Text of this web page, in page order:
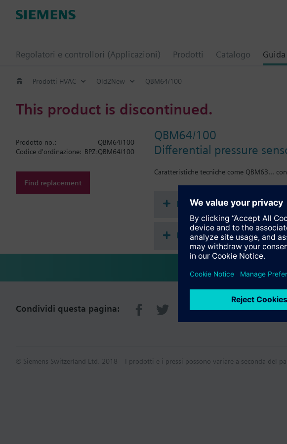
Regolatori e controllori (Applicazioni) Prodotti Catalogo
Prodotti HVAC Old2New QBM64/100
This product is discontinued.
QBM64/100
Differential pressure
Caratteristiche tecniche come QBM63...
Prodotto no.:
QBM64/100
Codice d'ordinazione: BPZ:QBM64/100
Find replacement
Documenti
Riepilogo Tecnico
Condividi questa pagina:
© Siemens Switzerland Ltd. 2018 I prodotti e i pressi possono variare a seconda del